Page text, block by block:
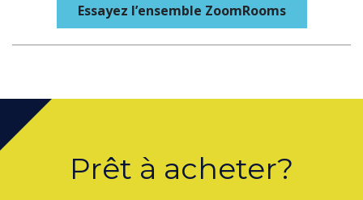
Essayez l’ensemble ZoomRooms
Prêt à acheter?